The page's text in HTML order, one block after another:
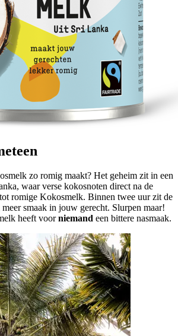
zo romig maakt? Het geheim zit in een
waar verse kokosnoten direct na de
romige Kokosmelk. Binnen twee uur zit de
smaak in jouw gerecht. Slurpen maar!
heeft voorniemand een bittere nasmaak.